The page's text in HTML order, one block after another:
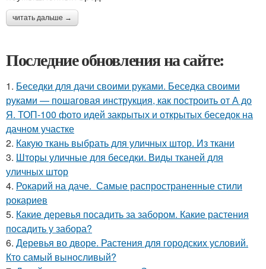
читать дальше →
Последние обновления на сайте:
1. Беседки для дачи своими руками. Беседка своими
руками — пошаговая инструкция, как построить от А до
Я. ТОП-100 фото идей закрытых и открытых беседок на
дачном участке
2. Какую ткань выбрать для уличных штор. Из ткани
3. Шторы уличные для беседки. Виды тканей для
уличных штор
4. Рокарий на даче. Самые распространенные стили
рокариев
5. Какие деревья посадить за забором. Какие растения
посадить у забора?
6. Деревья во дворе. Растения для городских условий.
Кто самый выносливый?